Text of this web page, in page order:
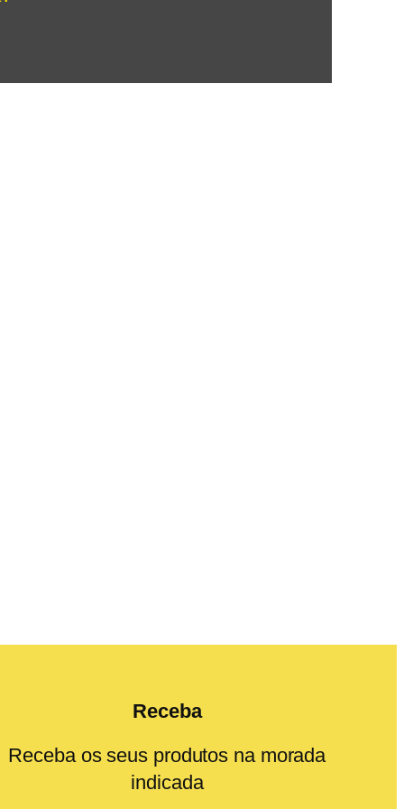
Receba
Receba os seus produtos na morada
indicada